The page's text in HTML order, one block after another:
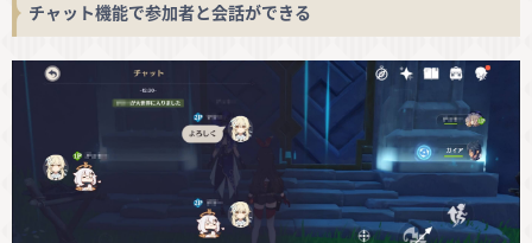
チャット機能で参加者と会話ができる